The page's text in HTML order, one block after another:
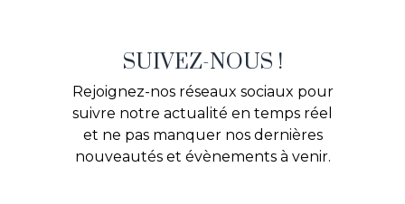
SUIVEZ-NOUS !
Rejoignez-nos réseaux sociaux pour
suivre notre actualité en temps réel
et ne pas manquer nos dernières
nouveautés et évènements à venir.